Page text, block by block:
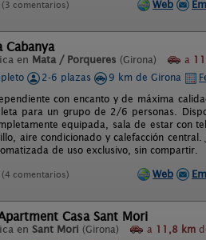
(3 comentarios) Web
Cabanya
en Mata / Porqueres (Girona) a
2-6 plazas 9 km de Girona
con encanto y de máxima
para un grupo de 2/6 personas.
equipada, sala de estar con
aire condicionado y calefacción
de uso exclusivo, sin compartir.
(4 comentarios) Web
Casa Sant Mori
en Sant Mori (Girona) a 11,8 km